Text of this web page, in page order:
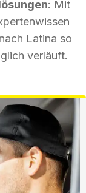
: Mit
Latina so
verläuft.